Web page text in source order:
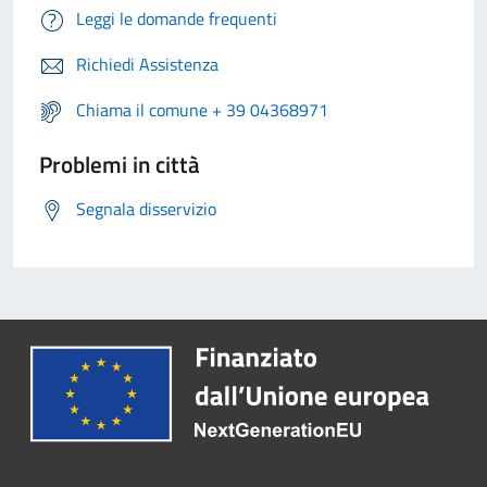
Leggi le domande frequenti
Richiedi Assistenza
Chiama il comune + 39 04368971
Problemi in città
Segnala disservizio